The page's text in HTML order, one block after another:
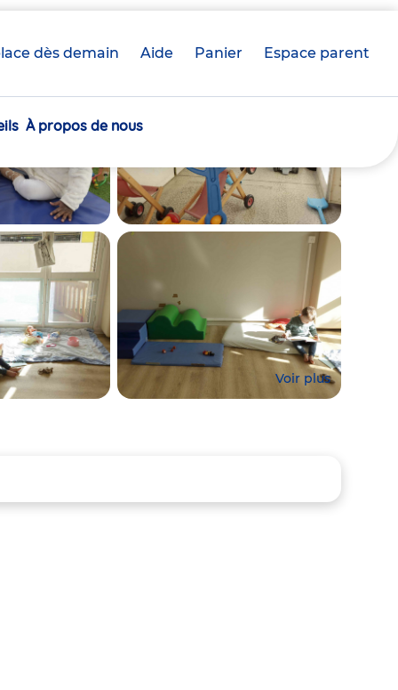
dès demain Aide Panier crèche(s)
Espace parent
À propos de nous
Voir plus